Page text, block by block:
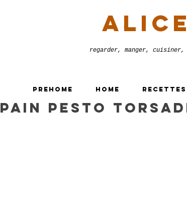
regarder, manger,
pain pesto
PREHOME HOME RECETTES